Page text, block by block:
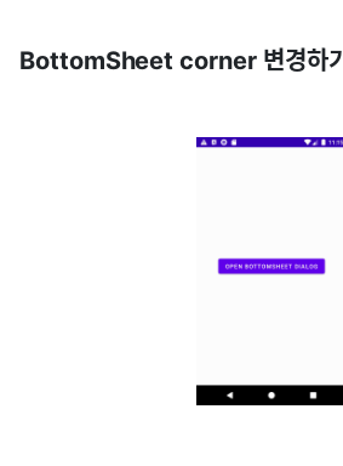
BottomSheet corner 변경하기